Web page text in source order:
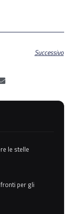
Successivo
le stelle
per gli